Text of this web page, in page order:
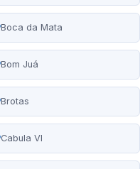
Boca da Mata
Bom Juá
Brotas
Cabula VI